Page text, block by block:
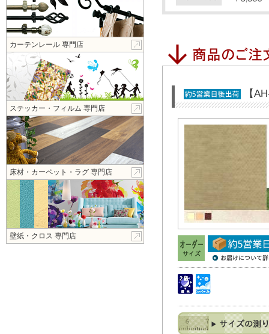
【
カーテンレール 専門店
ステッカー・フィルム 専門店
床材・カーペット・ラグ 専門店
壁紙・クロス 専門店